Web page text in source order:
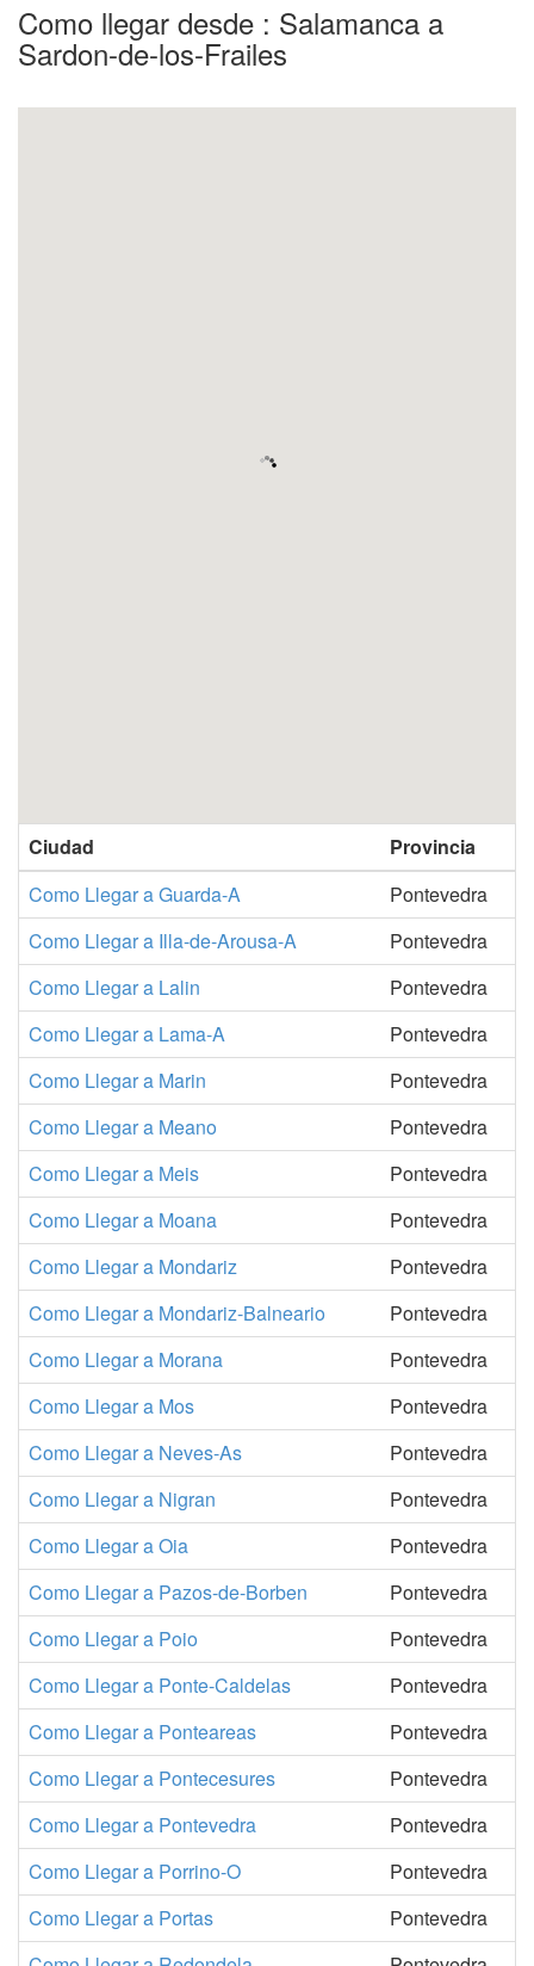
Como llegar desde : Salamanca a
Sardon-de-los-Frailes
Ciudad
Provincia
Como Llegar a Guarda-A
Pontevedra
Como Llegar a Illa-de-Arousa-A
Pontevedra
Como Llegar a Lalin
Pontevedra
Como Llegar a Lama-A
Pontevedra
Como Llegar a Marin
Pontevedra
Como Llegar a Meano
Pontevedra
Como Llegar a Meis
Pontevedra
Como Llegar a Moana
Pontevedra
Como Llegar a Mondariz
Pontevedra
Como Llegar a Mondariz-Balneario
Pontevedra
Como Llegar a Morana
Pontevedra
Como Llegar a Mos
Pontevedra
Como Llegar a Neves-As
Pontevedra
Como Llegar a Nigran
Pontevedra
Como Llegar a Oia
Pontevedra
Como Llegar a Pazos-de-Borben
Pontevedra
Como Llegar a Poio
Pontevedra
Como Llegar a Ponte-Caldelas
Pontevedra
Como Llegar a Ponteareas
Pontevedra
Como Llegar a Pontecesures
Pontevedra
Como Llegar a Pontevedra
Pontevedra
Como Llegar a Porrino-O
Pontevedra
Como Llegar a Portas
Pontevedra